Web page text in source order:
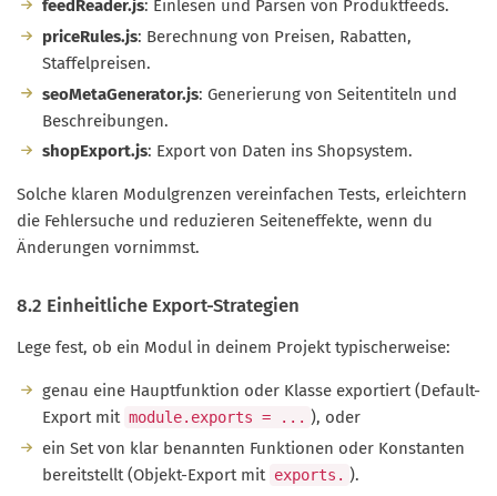
feedReader.js: Einlesen und Parsen von Produktfeeds.
priceRules.js: Berechnung von Preisen, Rabatten,
Staffelpreisen.
seoMetaGenerator.js: Generierung von Seitentiteln und
Beschreibungen.
shopExport.js: Export von Daten ins Shopsystem.
Solche klaren Modulgrenzen vereinfachen Tests, erleichtern
die Fehlersuche und reduzieren Seiteneffekte, wenn du
Änderungen vornimmst.
8.2 Einheitliche Export-Strategien
Lege fest, ob ein Modul in deinem Projekt typischerweise:
genau eine Hauptfunktion oder Klasse exportiert (Default-
Export mit module.exports = ... ), oder
ein Set von klar benannten Funktionen oder Konstanten
bereitstellt (Objekt-Export mit exports. ).